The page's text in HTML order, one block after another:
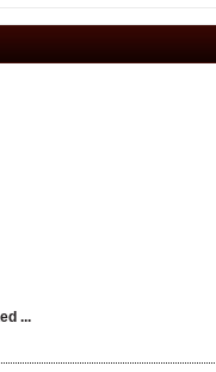
...